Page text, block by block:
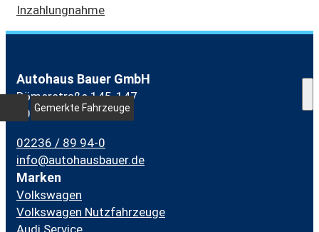
Inzahlungnahme
Autohaus Bauer GmbH
Römerstraße 145-147
50389 Wesseling
02236 / 89 94-0
info@autohausbauer.de
Marken
Volkswagen
Volkswagen Nutzfahrzeuge
Audi Service
Gemerkte Fahrzeuge